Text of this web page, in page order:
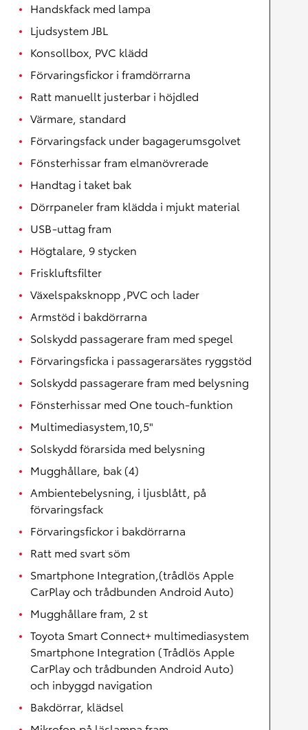
Handskfack med lampa
Ljudsystem JBL
Konsollbox, PVC klädd
Förvaringsfickor i framdörrarna
Ratt manuellt justerbar i höjdled
Värmare, standard
Förvaringsfack under bagagerumsgolvet
Fönsterhissar fram elmanövrerade
Handtag i taket bak
Dörrpaneler fram klädda i mjukt material
USB-uttag fram
Högtalare, 9 stycken
Friskluftsfilter
Växelspaksknopp ,PVC och lader
Armstöd i bakdörrarna
Solskydd passagerare fram med spegel
Förvaringsficka i passagerarsätes ryggstöd
Solskydd passagerare fram med belysning
Fönsterhissar med One touch-funktion
Multimediasystem,10,5"
Solskydd förarsida med belysning
Mugghållare, bak (4)
Ambientebelysning, i ljusblått, på
förvaringsfack
Förvaringsfickor i bakdörrarna
Ratt med svart söm
Smartphone Integration,(trådlös Apple
CarPlay och trådbunden Android Auto)
Mugghållare fram, 2 st
Toyota Smart Connect+ multimediasystem
Smartphone Integration (Trådlös Apple
CarPlay och trådbunden Android Auto)
och inbyggd navigation
Bakdörrar, klädsel